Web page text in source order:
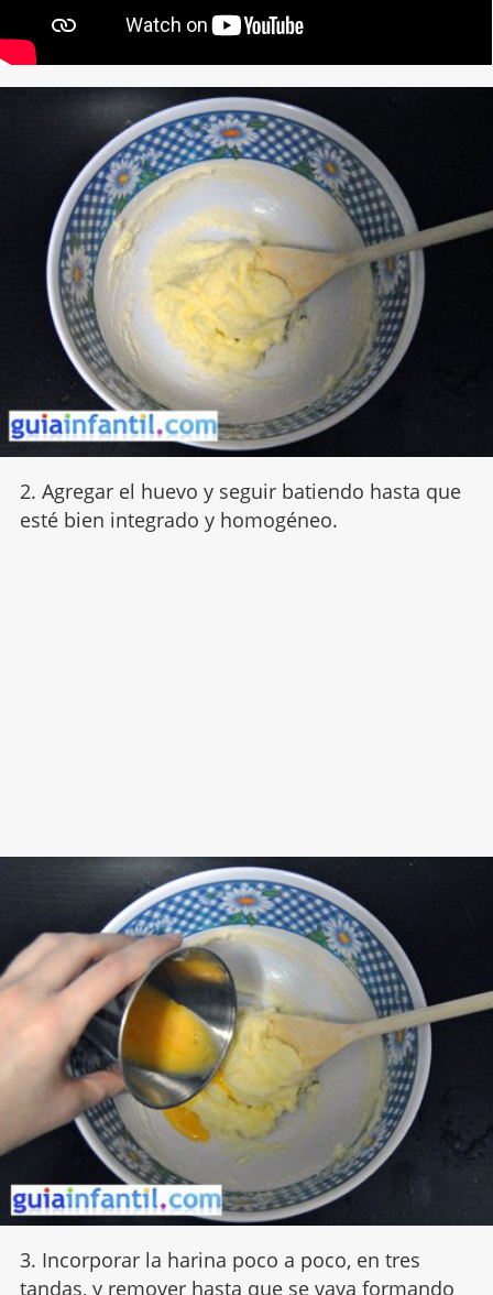
2. Agregar el huevo y seguir batiendo hasta que
esté bien integrado y homogéneo.
3. Incorporar la harina poco a poco, en tres
tandas, y remover hasta que se vaya formando